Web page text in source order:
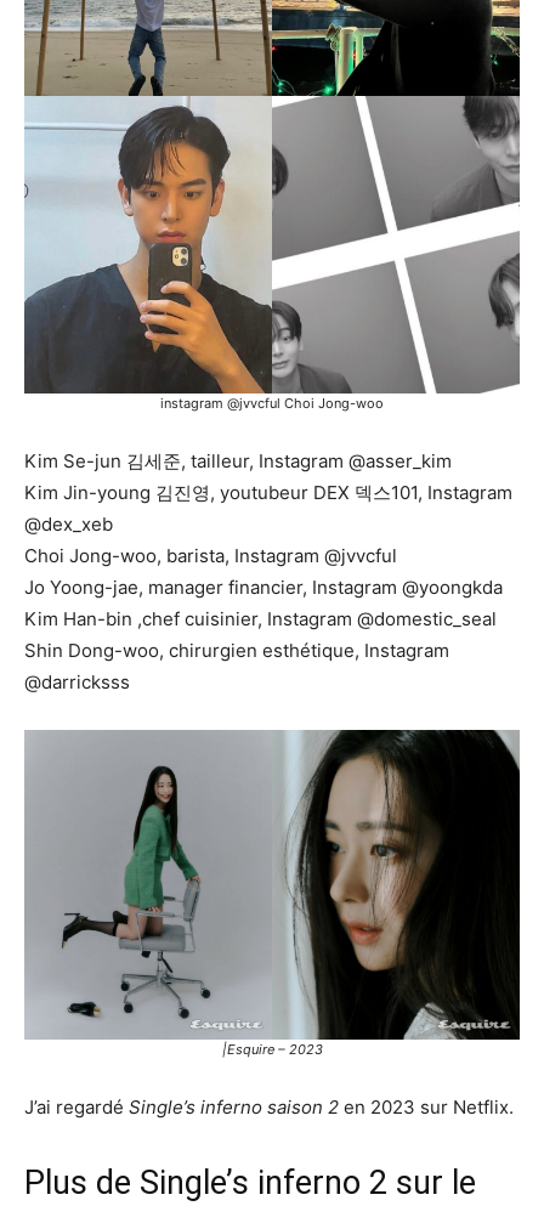
instagram @jvvcful Choi Jong-woo
Kim Se-jun 김세준, tailleur, Instagram @asser_kim
Kim Jin-young 김진영, youtubeur DEX 덱스101, Instagram
@dex_xeb
Choi Jong-woo, barista, Instagram @jvvcful
Jo Yoong-jae, manager financier, Instagram @yoongkda
Kim Han-bin ,chef cuisinier, Instagram @domestic_seal
Shin Dong-woo, chirurgien esthétique, Instagram
@darricksss
|Esquire – 2023
J’ai regardé Single’s inferno saison 2 en 2023 sur Netflix.
Plus de Single’s inferno 2 sur le